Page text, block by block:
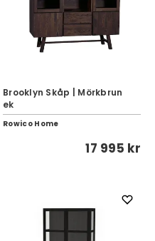
Brooklyn Skåp | Mörkbrun
ek
Rowico Home
17 995 kr